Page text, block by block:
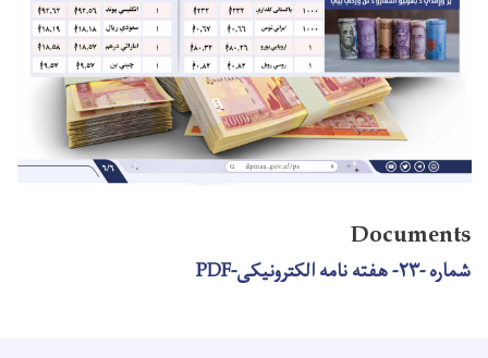
Documents
شماره -۲۳- هفته نامه الکترونیکی-PDF